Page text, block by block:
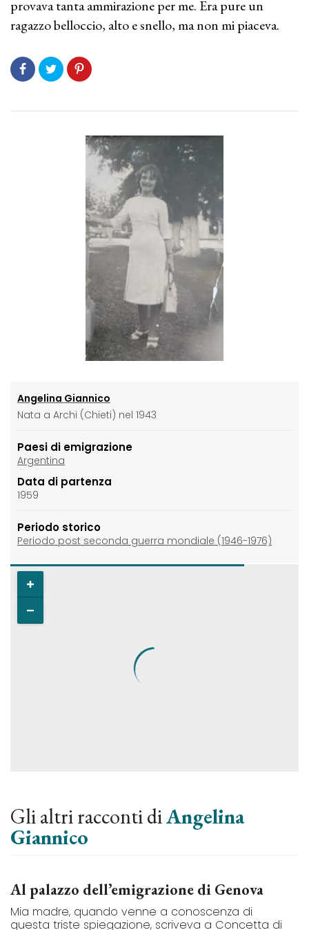
provava tanta ammirazione per me. Era pure un
ragazzo belloccio, alto e snello, ma non mi piaceva.
Angelina Giannico
Nata a Archi (Chieti) nel 1943
Paesi di emigrazione
Argentina
Data di partenza
1959
Periodo storico
Periodo post seconda guerra mondiale (1946-1976)
Gli altri racconti diAngelina
Giannico
Al palazzo dell’emigrazione di Genova
Mia madre, quando venne a conoscenza di
questa triste spiegazione, scriveva a Concetta di